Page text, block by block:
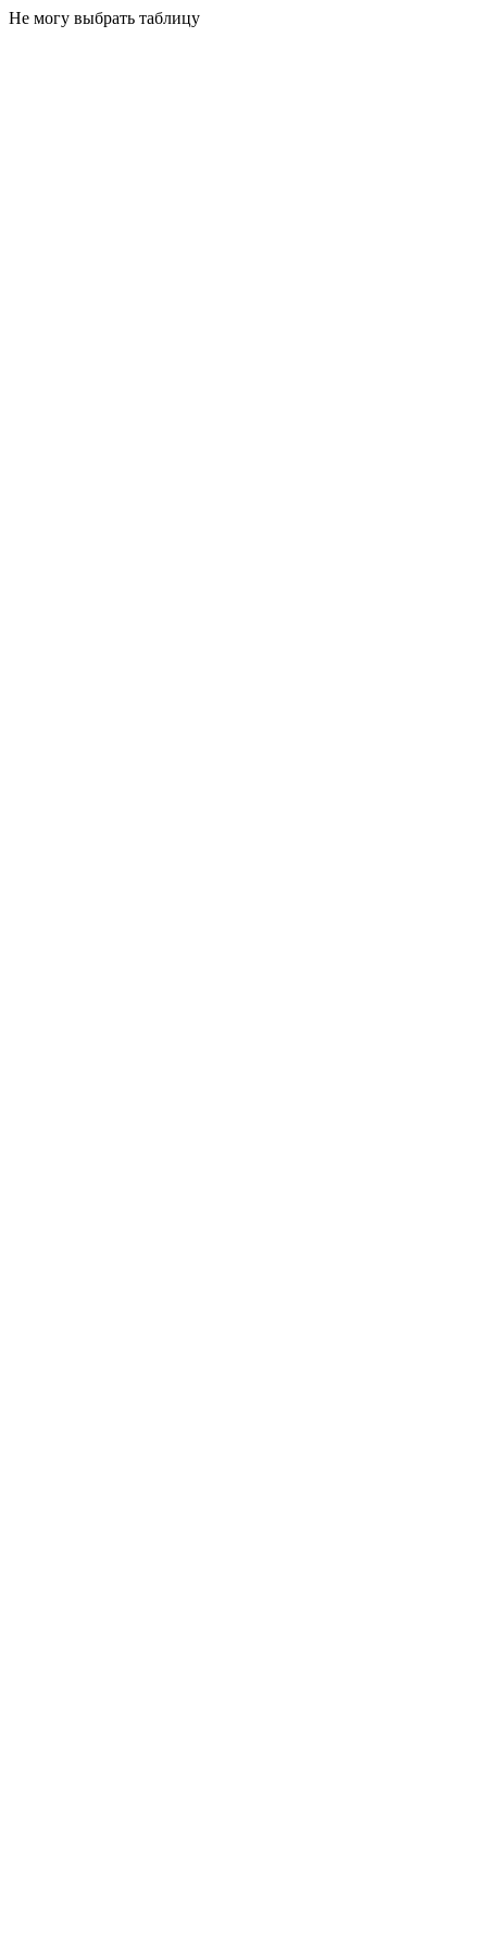
Не могу выбрать таблицу